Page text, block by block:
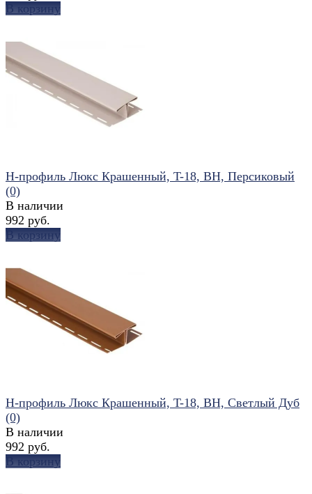
избранное сравнить
В корзину
избранное сравнить
Н-профиль Люкс Крашенный, T-18, ВН, Персиковый
(0)
В наличии
992 руб.
В корзину
Н-профиль Люкс Крашенный, T-18, ВН, Светлый Дуб
(0)
В наличии
992 руб.
В корзину